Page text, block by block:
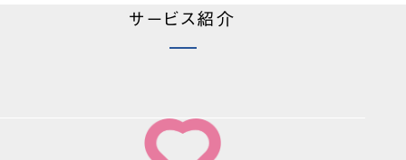
サービス紹介